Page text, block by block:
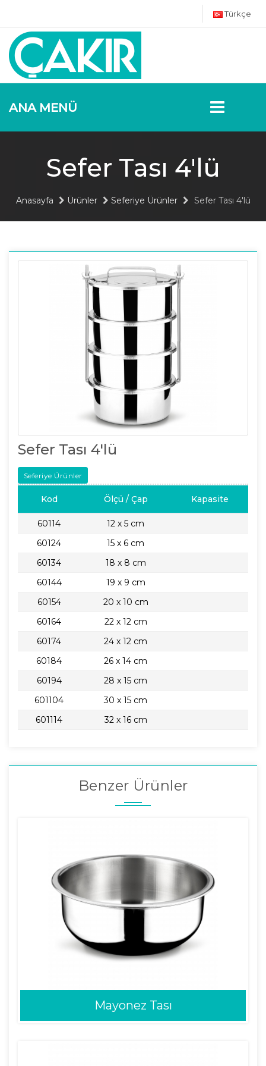
Türkçe
ANA MENÜ
Sefer Tası 4'lü
Anasayfa Ürünler Seferiye Ürünler Sefer Tası 4'lü
Sefer Tası 4'lü
Seferiye Ürünler
Kod Ölçü / Çap Kapasite
60114
12 x 5 cm
60124
15 x 6 cm
60134
18 x 8 cm
60144
19 x 9 cm
60154
20 x 10 cm
60164
22 x 12 cm
60174
24 x 12 cm
60184
26 x 14 cm
60194
28 x 15 cm
601104
30 x 15 cm
601114
32 x 16 cm
Benzer Ürünler
Mayonez Tası